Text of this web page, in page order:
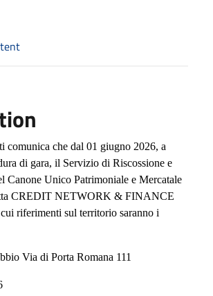
comunica che dal 01 giugno 2026, a
di gara, il Servizio di Riscossione e
Canone Unico Patrimoniale e Mercatale
CREDIT NETWORK & FINANCE
riferimenti sul territorio saranno i
Via di Porta Romana 111